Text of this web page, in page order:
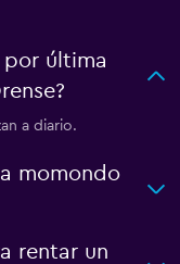
por última
a diario.
momondo
rentar un